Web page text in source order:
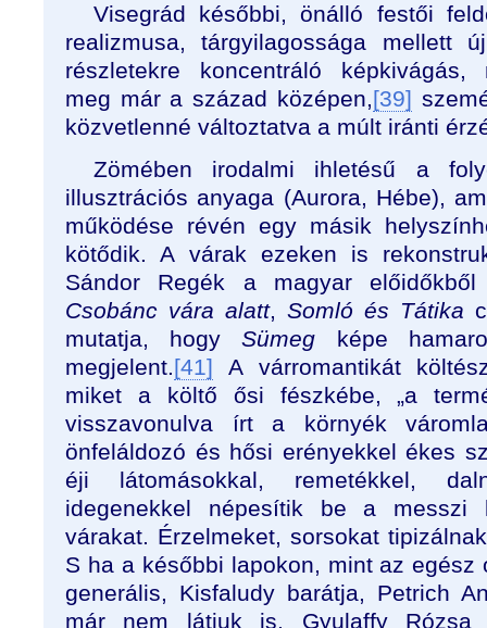
Visegrád későbbi, önálló festői
realizmusa, tárgyilagossága mellett
részletekre koncentráló képkivágás,
meg már a század középen,[39]
közvetlenné változtatva a múlt iránti
Zömében irodalmi ihletésű a
illusztrációs anyaga (Aurora, Hébe),
működése révén egy másik
kötődik. A várak ezeken is
Sándor Regék a magyar
Csobánc vára alatt, Somló és Tátika
mutatja, hogySümeg képe
megjelent.[41] A várromantikát
miket a költő ősi fészkébe, „a
visszavonulva írt a környék
önfeláldozó és hősi erényekkel ékes
éji látomásokkal, remetékkel,
idegenekkel népesítik be a messzi
várakat. Érzelmeket, sorsokat
S ha a későbbi lapokon, mint az egész
generális, Kisfaludy barátja, Petrich
már nem látjuk is, Gyulaffy Rózsa